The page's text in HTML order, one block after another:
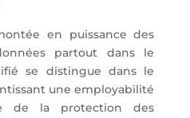
en puissance des
partout dans le
se distingue dans le
une employabilité
de la protection des